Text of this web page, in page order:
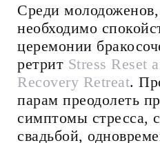
Среди
необходимо
церемонии
ретрит Stress Reset
Recovery Retreat.
парам преодолеть
симптомы стресса,
свадьбой,